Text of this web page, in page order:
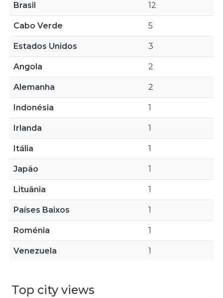
Brasil 12
Cabo Verde 5
Estados Unidos 3
Angola 2
Alemanha 2
Indonésia 1
Irlanda 1
Itália 1
Japão 1
Lituânia 1
Países Baixos 1
Roménia 1
Venezuela 1
Top city views